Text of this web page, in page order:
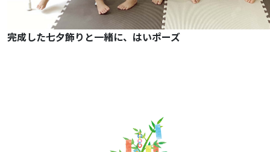
完成した七夕飾りと一緒に、はいポーズ